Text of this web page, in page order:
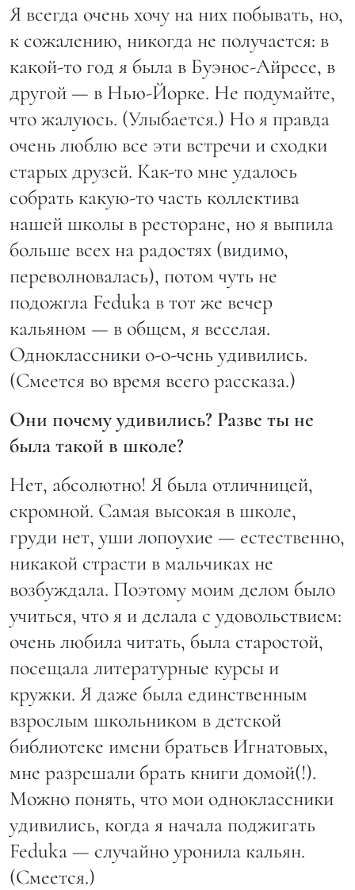
Я всегда очень хочу на них побывать, но,
к сожалению, никогда не получается: в
какой-то год я была в Буэнос-Айресе, в
другой — в Нью-Йорке. Не подумайте,
что жалуюсь. (Улыбается.) Но я правда
очень люблю все эти встречи и сходки
старых друзей. Как-то мне удалось
собрать какую-то часть коллектива
нашей школы в ресторане, но я выпила
больше всех на радостях (видимо,
переволновалась), потом чуть не
подожгла Fedukа в тот же вечер
кальяном — в общем, я веселая.
Одноклассники о-о-чень удивились.
(Смеется во время всего рассказа.)
Они почему удивились? Разве ты не
была такой в школе?
Нет, абсолютно! Я была отличницей,
скромной. Самая высокая в школе,
груди нет, уши лопоухие — естественно,
никакой страсти в мальчиках не
возбуждала. Поэтому моим делом было
учиться, что я и делала с удовольствием:
очень любила читать, была старостой,
посещала литературные курсы и
кружки. Я даже была единственным
взрослым школьником в детской
библиотеке имени братьев Игнатовых,
мне разрешали брать книги домой(!).
Можно понять, что мои одноклассники
удивились, когда я начала поджигать
Feduka — случайно уронила кальян.
(Смеется.)